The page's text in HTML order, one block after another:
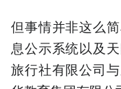
但事情并非这么
息公示系统以及
旅行社有限公司